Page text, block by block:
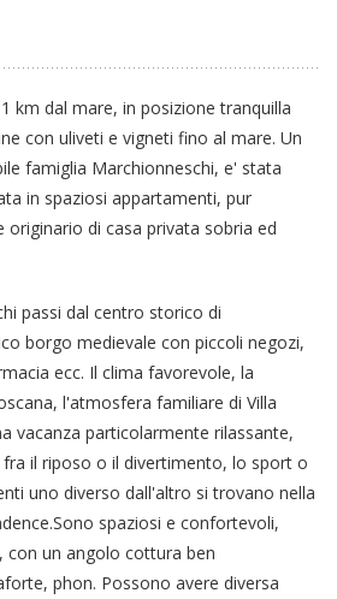
km dal mare, in posizione tranquilla
con uliveti e vigneti fino al mare. Un
famiglia Marchionneschi, e' stata
in spaziosi appartamenti, pur
di casa privata sobria ed
passi dal centro storico di
borgo medievale con piccoli negozi,
ecc. Il clima favorevole, la
l'atmosfera familiare di Villa
vacanza particolarmente rilassante,
il riposo o il divertimento, lo sport o
uno diverso dall'altro si trovano nella
spaziosi e confortevoli,
con un angolo cottura ben
phon. Possono avere diversa